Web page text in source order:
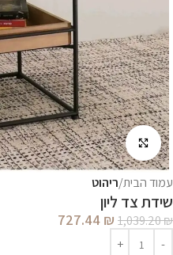
עמוד הבית ריהוט
שידת צד ליון
1,039.20₪
727.44 ₪
לחץ להגדלה